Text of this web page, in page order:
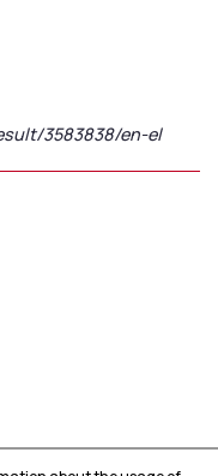
3583838/en-el